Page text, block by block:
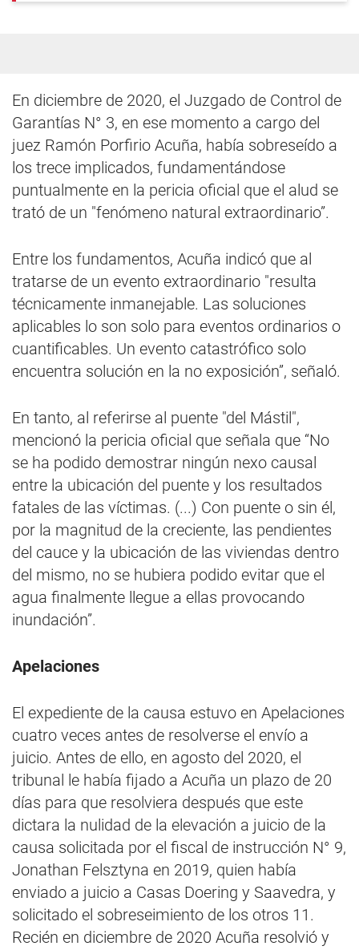
En diciembre de 2020, el Juzgado de Control de
Garantías N° 3, en ese momento a cargo del
juez Ramón Porfirio Acuña, había sobreseído a
los trece implicados, fundamentándose
puntualmente en la pericia oficial que el alud se
trató de un "fenómeno natural extraordinario”.
Entre los fundamentos, Acuña indicó que al
tratarse de un evento extraordinario "resulta
técnicamente inmanejable. Las soluciones
aplicables lo son solo para eventos ordinarios o
cuantificables. Un evento catastrófico solo
encuentra solución en la no exposición”, señaló.
En tanto, al referirse al puente "del Mástil",
mencionó la pericia oficial que señala que “No
se ha podido demostrar ningún nexo causal
entre la ubicación del puente y los resultados
fatales de las víctimas. (...) Con puente o sin él,
por la magnitud de la creciente, las pendientes
del cauce y la ubicación de las viviendas dentro
del mismo, no se hubiera podido evitar que el
agua finalmente llegue a ellas provocando
inundación”.
Apelaciones
El expediente de la causa estuvo en Apelaciones
cuatro veces antes de resolverse el envío a
juicio. Antes de ello, en agosto del 2020, el
tribunal le había fijado a Acuña un plazo de 20
días para que resolviera después que este
dictara la nulidad de la elevación a juicio de la
causa solicitada por el fiscal de instrucción N° 9,
Jonathan Felsztyna en 2019, quien había
enviado a juicio a Casas Doering y Saavedra, y
solicitado el sobreseimiento de los otros 11.
Recién en diciembre de 2020 Acuña resolvió y